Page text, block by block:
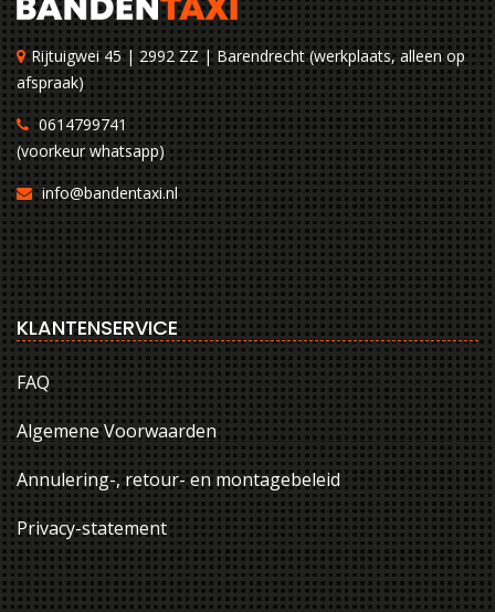
Rijtuigwei 45 | 2992 ZZ | Barendrecht (werkplaats, alleen op
afspraak)
0614799741
(voorkeur whatsapp)
info@bandentaxi.nl
KLANTENSERVICE
FAQ
Algemene Voorwaarden
Annulering-, retour- en montagebeleid
Privacy-statement